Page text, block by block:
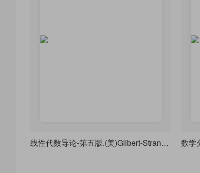
线性代数导论-第五版.(美)Gilbert-Strang，排版练习